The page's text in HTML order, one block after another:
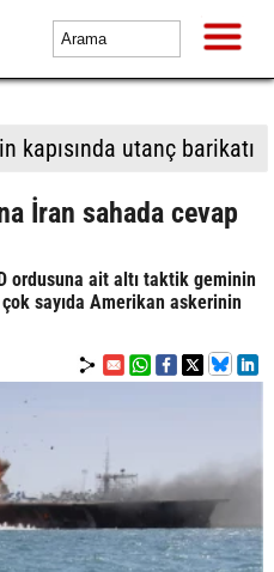
kapısında utanç barikatı
İran sahada cevap
ordusuna ait altı taktik geminin
çok sayıda Amerikan askerinin